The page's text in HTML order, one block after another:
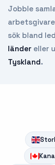
Jobble
sök bland
länder eller
Tyskland.